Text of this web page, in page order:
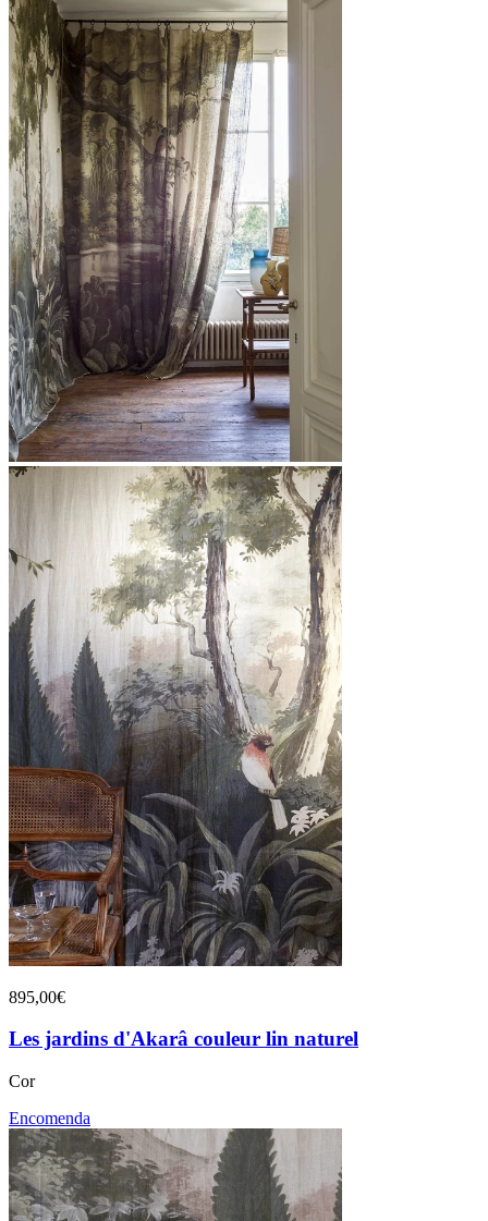
895,00€
Les jardins d'Akarâ couleur lin naturel
Cor
Encomenda